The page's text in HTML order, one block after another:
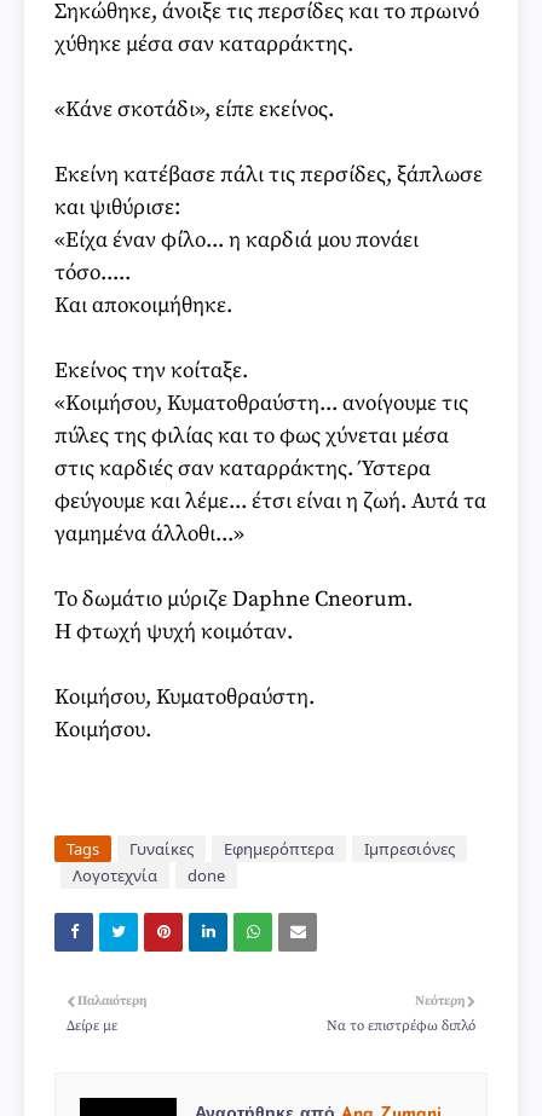
Σηκώθηκε, άνοιξε τις περσίδες και το πρωινό
χύθηκε μέσα σαν καταρράκτης.
«Κάνε σκοτάδι», είπε εκείνος.
Εκείνη κατέβασε πάλι τις περσίδες, ξάπλωσε
και ψιθύρισε:
«Είχα έναν φίλο... η καρδιά μου πονάει
τόσο.....
Και αποκοιμήθηκε.
Εκείνος την κοίταξε.
«Κοιμήσου, Κυματοθραύστη... ανοίγουμε τις
πύλες της φιλίας και το φως χύνεται μέσα
στις καρδιές σαν καταρράκτης. Ύστερα
φεύγουμε και λέμε... έτσι είναι η ζωή. Αυτά τα
γαμημένα άλλοθι...»
Το δωμάτιο μύριζε Daphne Cneorum.
Η φτωχή ψυχή κοιμόταν.
Κοιμήσου, Κυματοθραύστη.
Κοιμήσου.
Tags Γυναίκες Εφημερόπτερα
Ιμπρεσιόνες
Λογοτεχνία
done
Νεότερη
Να το επιστρέφω διπλό
Παλαιότερη
Δείρε με